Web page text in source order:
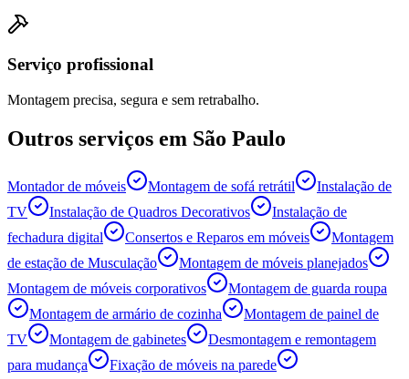
Serviço profissional
Montagem precisa, segura e sem retrabalho.
Outros serviços em São Paulo
Montador de móveis Montagem de sofá retrátil
Instalação de
TV
Instalação de Quadros Decorativos
Instalação de
fechadura digital
Consertos e Reparos em móveis
Montagem
de estação de Musculação
Montagem de móveis planejados
Montagem de móveis corporativos
Montagem de guarda roupa
Montagem de armário de cozinha
Montagem de painel de
TV
Montagem de gabinetes
Desmontagem e remontagem
para mudança
Fixação de móveis na parede